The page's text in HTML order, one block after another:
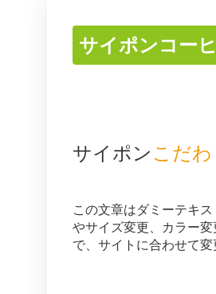
サイポンコー
サイポンこだ
この文章はダミーテキ
やサイズ変更、カラー
で、サイトに合わせて